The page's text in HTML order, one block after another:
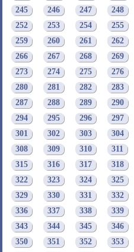
245
246 247 248
252
253 254 255
259
260 261 262
266
267 268 269
273
274 275 276
280
281 282 283
287
288 289 290
294
295 296 297
301
302 303 304
308
309 310 311
315
316 317 318
322
323 324 325
329
330 331 332
336
337 338 339
343
344 345 346
350
351 352 353